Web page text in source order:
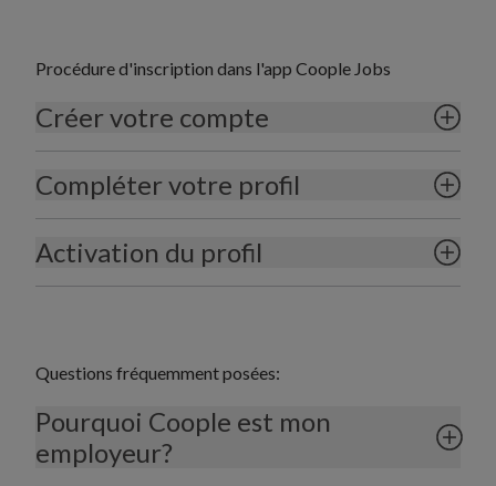
Procédure d'inscription dans l'app Coople Jobs
Créer votre compte
Compléter votre profil
Activation du profil
Questions fréquemment posées:
Pourquoi Coople est mon
employeur?